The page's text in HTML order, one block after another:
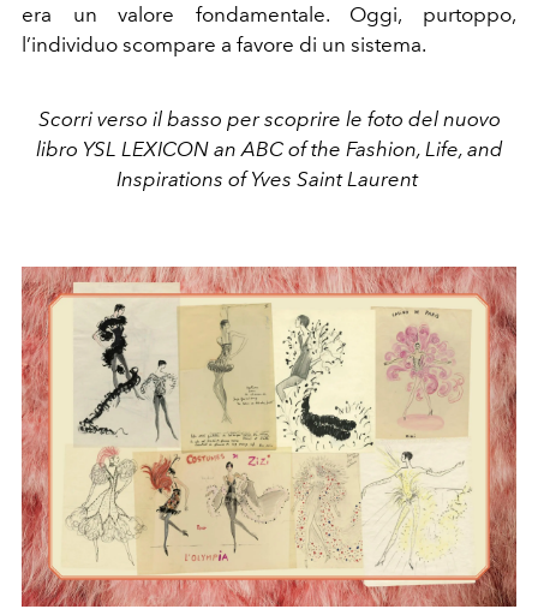
era un valore fondamentale. Oggi, purtoppo,
l’individuo scompare a favore di un sistema.
Scorri verso il basso per scoprire le foto del nuovo
libro YSL LEXICON an ABC of the Fashion, Life, and
Inspirations of Yves Saint Laurent